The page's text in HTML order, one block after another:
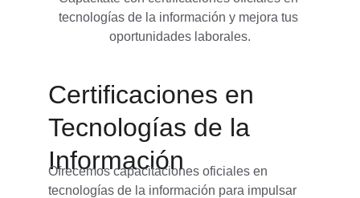
tecnologías de la información y mejora tus
oportunidades laborales.
Certificaciones en
Tecnologías de la
Información
Ofrecemos capacitaciones oficiales en
tecnologías de la información para impulsar